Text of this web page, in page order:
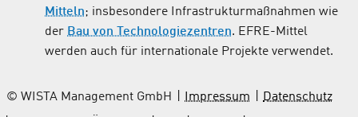
Mitteln; insbesondere Infrastrukturmaßnahmen wie
der Bau von Technologiezentren. EFRE-Mittel
werden auch für internationale Projekte verwendet.
© WISTA Management GmbH Impressum
Datenschutz